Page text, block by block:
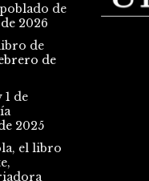
de
2026
de
de
de
2025
el libro